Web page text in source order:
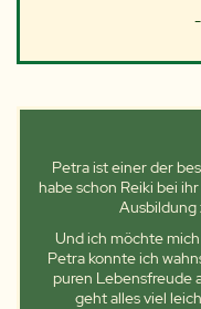
Petra ist einer der
habe schon Reiki bei
Ausbildung
Und ich möchte
Petra konnte ich
puren Lebensfreude
geht alles viel